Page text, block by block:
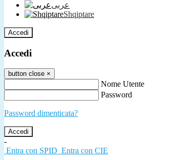
عربى
Shqiptare
Accedi
Accedi
button close ×
Nome Utente
Password
Password dimenticata?
-
Entra con SPID Entra con CIE